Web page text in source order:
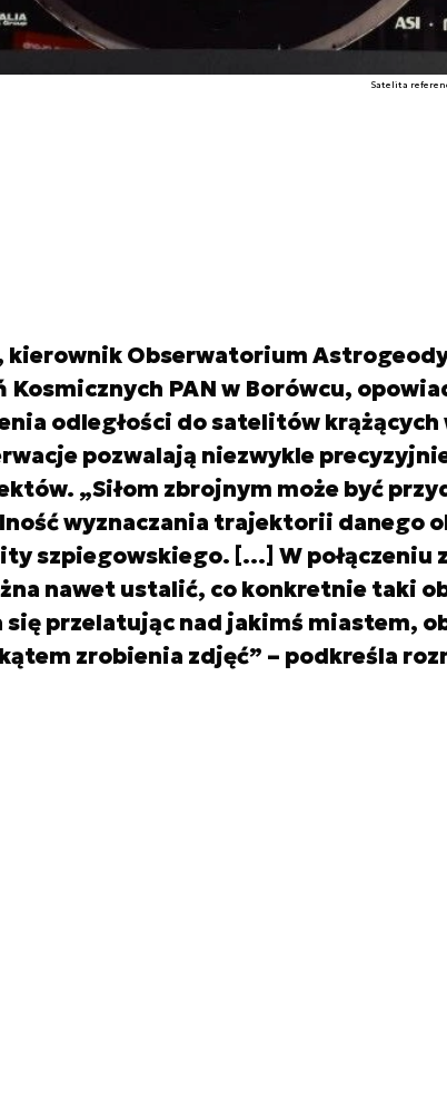
Satelita
kierownik Obserwatorium
Kosmicznych PAN w Borówcu,
odległości do satelitów krążących
pozwalają niezwykle
„Siłom zbrojnym może być
wyznaczania trajektorii danego
szpiegowskiego. […] W połączeniu
nawet ustalić, co konkretnie taki
się przelatując nad jakimś miastem,
zrobienia zdjęć” – podkreśla